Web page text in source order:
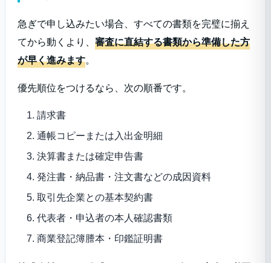
急ぎで申し込みたい場合、すべての書類を完璧に揃え
てから動くより、 審査に直結する書類から準備した方
が早く進みます。
優先順位をつけるなら、次の順番です。
請求書
通帳コピーまたは入出金明細
決算書または確定申告書
発注書・納品書・注文書などの成因資料
取引先企業との基本契約書
代表者・申込者の本人確認書類
商業登記簿謄本・印鑑証明書